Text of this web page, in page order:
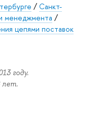
/ Санкт-
менеджмента /
цепями поставок
году.
лет.